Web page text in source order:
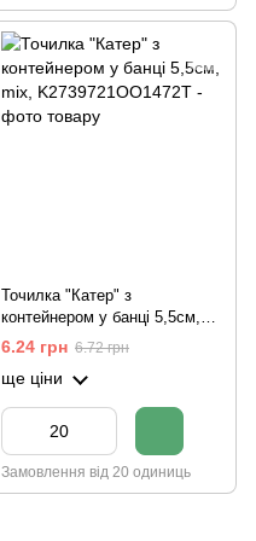
Точилка "Катер" з
контейнером у банці 5,5см,
mix
6.24 грн 6.72 грн
ще ціни
Замовлення від 20 одиниць